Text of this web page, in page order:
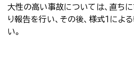
大性の高い事故については、直ち
り報告を行い、その後、様式１によ
い。